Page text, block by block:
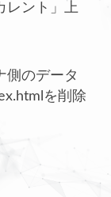
レント」上
側のデータ
を削除